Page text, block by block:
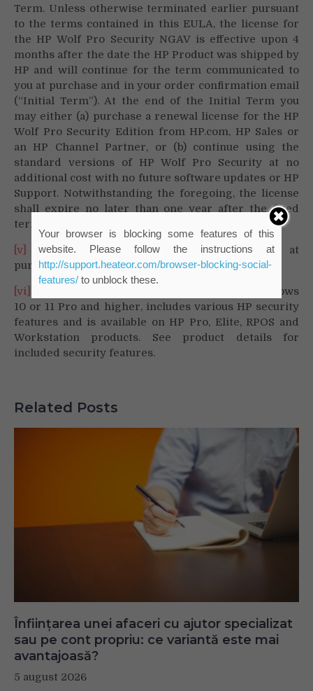
Term. Unless otherwise terminated earlier pursuant
to the terms contained in this EULA, the license for
the HP Wolf Pro Security NGAV is effective upon 4
months after the date the HP Product was shipped by
HP and will continue for the term communicated to
you at purchase and in your order confirmation email
(“Initial Term”). At the end of the Initial Term you
may either (a) purchase a renewal license for the HP
Wolf Pro Security Edition from HP.com, HP Sales or
an HP Channel Partner, or (b) continue using the
standard versions of HP Wolf Pro Security at no
additional cost with no future software updates or HP
Support. Notwithstanding the foregoing, the license
shall expire no later than one year after the fixed
term the subject license ends.
[v]
Optional feature that must be configured at
purchase.
[vi]
HP Wolf Security for Business requires Windows
10 or 11 Pro and higher, includes various HP security
features and is available on HP Pro, Elite, RPOS and
Workstation products. See product details for
included security features.
Related Posts
Înființarea unei afaceri cu ajutor specializat
sau pe cont propriu: ce variantă este mai
avantajoasă?
5 august 2026
Your browser is blocking some features of this
website. Please follow the instructions at
http://support.heateor.com/browser-blocking-social-
features/to unblock these.